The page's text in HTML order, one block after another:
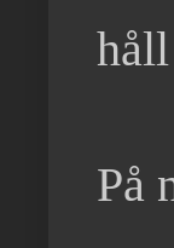
På